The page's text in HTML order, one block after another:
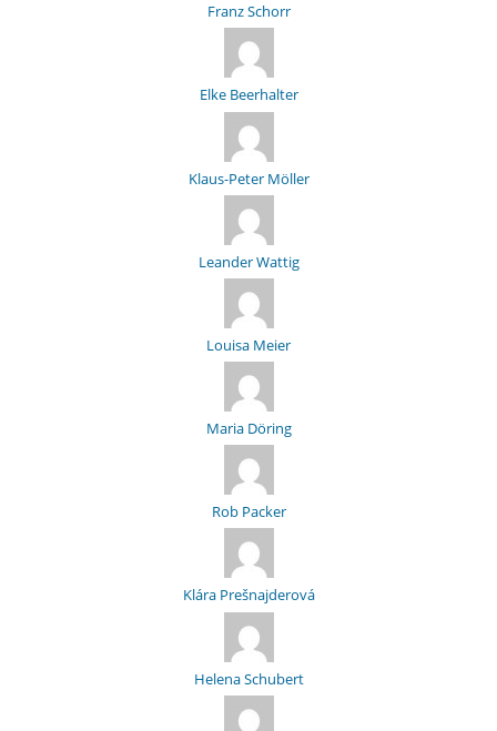
Franz Schorr
Elke Beerhalter
Klaus-Peter Möller
Leander Wattig
Louisa Meier
Maria Döring
Rob Packer
Klára Prešnajderová
Helena Schubert